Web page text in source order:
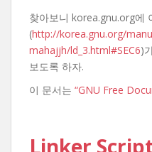
찾아보니 korea.gnu.org에
(http://korea.gnu.org/
mahajjh/ld_3.html#SEC6)
보도록 하자.
이 문서는 “GNU Free
Linker